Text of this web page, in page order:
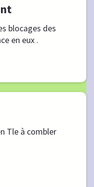
blocages des
en eux .
Tle à combler